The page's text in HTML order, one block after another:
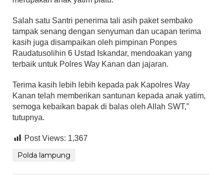
Salah satu Santri penerima tali asih paket sembako
tampak senang dengan senyuman dan ucapan terima
kasih juga disampaikan oleh pimpinan Ponpes
Raudatusolihin 6 Ustad Iskandar, mendoakan yang
terbaik untuk Polres Way Kanan dan jajaran.
Terima kasih lebih lebih kepada pak Kapolres Way
Kanan telah memberikan santunan kepada anak yatim,
semoga kebaikan bapak di balas oleh Allah SWT,”
tutupnya.
Post Views: 1,367
Polda lampung